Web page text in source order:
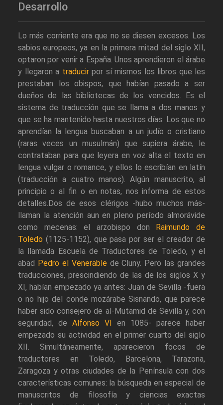
Desarrollo
Lo más corriente era que no se diesen excesos. Los
sabios europeos, ya en la primera mitad del siglo XII,
optaron por venir a España. Unos aprendieron el árabe
y llegaron a traducirpor sí mismos los libros que les
prestaban los obispos, que habían pasado a ser
dueños de las bibliotecas de los vencidos. Es el
sistema de traducción que se llama a dos manos y
que se ha mantenido hasta nuestros días. Los que no
aprendían la lengua buscaban a un judío o cristiano
(raras veces un musulmán) que supiera árabe, le
contrataban para que leyera en voz alta el texto en
lengua vulgar o romance, y ellos lo escribían en latín
(traducción a cuatro manos). Algún manuscrito, al
principio o al fin o en notas, nos informa de estos
detalles.Dos de esos clérigos -hubo muchos más-
llaman la atención aun en pleno período almorávide
como mecenas: el arzobispo don
Raimundo de
Toledo (1125-1152), que pasa por ser el creador de
la llamada Escuela de Traductores de Toledo, y el
abad Pedro el Venerable de Cluny. Pero las grandes
traducciones, prescindiendo de las de los siglos X y
XI, habían empezado ya antes: Juan de Sevilla -fuera
o no hijo del conde mozárabe Sisnando, que parece
haber sido consejero de al-Mutamid de Sevilla y, con
seguridad, de Alfonso VI
en 1085- parece haber
empezado su actividad en el primer cuarto del siglo
XII. Simultáneamente, aparecieron focos de
traductores en Toledo, Barcelona, Tarazona,
Zaragoza y otras ciudades de la Península con dos
características comunes: la búsqueda en especial de
manuscritos de filosofía y ciencias exactas